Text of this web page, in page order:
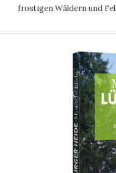
frostigen Wäldern und